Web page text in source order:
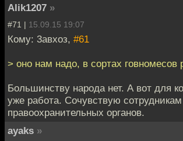
Alik1207 »
#71 | 15.09.15 19:07
Кому: 3авхоз, #61
> оно нам надо, в сортах говномесов
Большинству народа нет. А вот для
уже работа. Сочувствую сотрудникам
правоохранительных органов.
ayaks »